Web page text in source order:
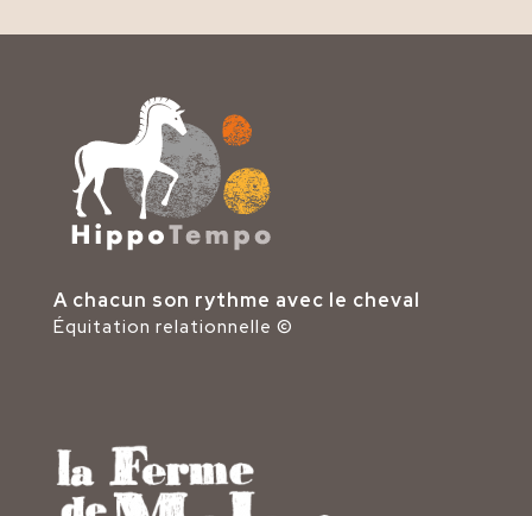
A chacun son rythme avec le cheval
Équitation relationnelle ©